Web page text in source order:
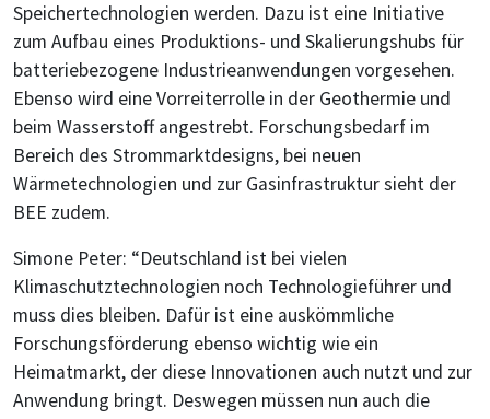
Speichertechnologien werden. Dazu ist eine Initiative
zum Aufbau eines Produktions- und Skalierungshubs für
batteriebezogene Industrieanwendungen vorgesehen.
Ebenso wird eine Vorreiterrolle in der Geothermie und
beim Wasserstoff angestrebt. Forschungsbedarf im
Bereich des Strommarktdesigns, bei neuen
Wärmetechnologien und zur Gasinfrastruktur sieht der
BEE zudem.
Simone Peter: “Deutschland ist bei vielen
Klimaschutztechnologien noch Technologieführer und
muss dies bleiben. Dafür ist eine auskömmliche
Forschungsförderung ebenso wichtig wie ein
Heimatmarkt, der diese Innovationen auch nutzt und zur
Anwendung bringt. Deswegen müssen nun auch die